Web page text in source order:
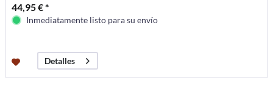
44,95 € *
Inmediatamente listo para su envío
Detalles